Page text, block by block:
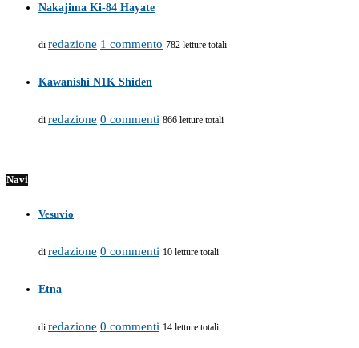
Nakajima Ki-84 Hayate
di redazione 1 commento 782 letture totali
Kawanishi N1K Shiden
di redazione 0 commenti 866 letture totali
Navi
Vesuvio
di redazione 0 commenti 10 letture totali
Etna
di redazione 0 commenti 14 letture totali